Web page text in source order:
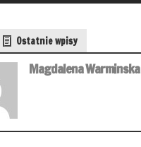
Ostatnie wpisy
Magdalena Warminska